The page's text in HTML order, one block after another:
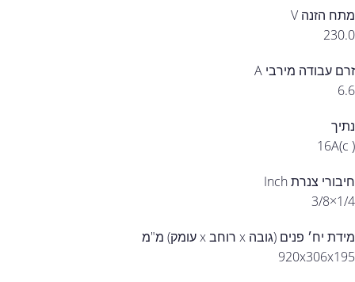
מתח הזנה V
230.0
זרם עבודה מירבי A
6.6
נתיך
16A(c )
חיבורי צנרת Inch
1/4×3/8
מידת יח׳ פנים (גובה x רוחב x עומק) מ"מ
920x306x195